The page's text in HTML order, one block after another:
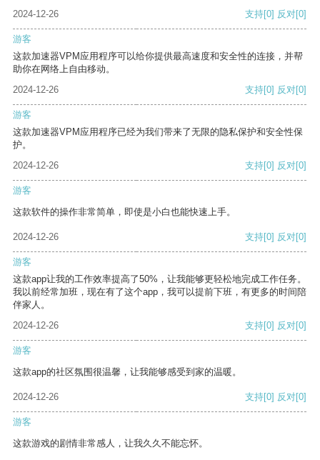
2024-12-26
支持[0] 反对[0]
游客
这款加速器VPM应用程序可以给你提供最高速度和安全性的连接，并帮
助你在网络上自由移动。
2024-12-26
支持[0] 反对[0]
游客
这款加速器VPM应用程序已经为我们带来了无限的隐私保护和安全性保
护。
2024-12-26
支持[0] 反对[0]
游客
这款软件的操作非常简单，即使是小白也能快速上手。
2024-12-26 支持[0] 反对[0]
游客
这款app让我的工作效率提高了50%，让我能够更轻松地完成工作任务。
我以前经常加班，现在有了这个app，我可以提前下班，有更多的时间陪
伴家人。
2024-12-26
支持[0] 反对[0]
游客
这款app的社区氛围很温馨，让我能够感受到家的温暖。
2024-12-26 支持[0] 反对[0]
游客
这款游戏的剧情非常感人，让我久久不能忘怀。